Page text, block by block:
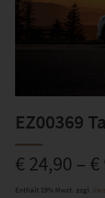
EZ00369
€24,90 – €
Enthält 19% Mwst. zzgl.